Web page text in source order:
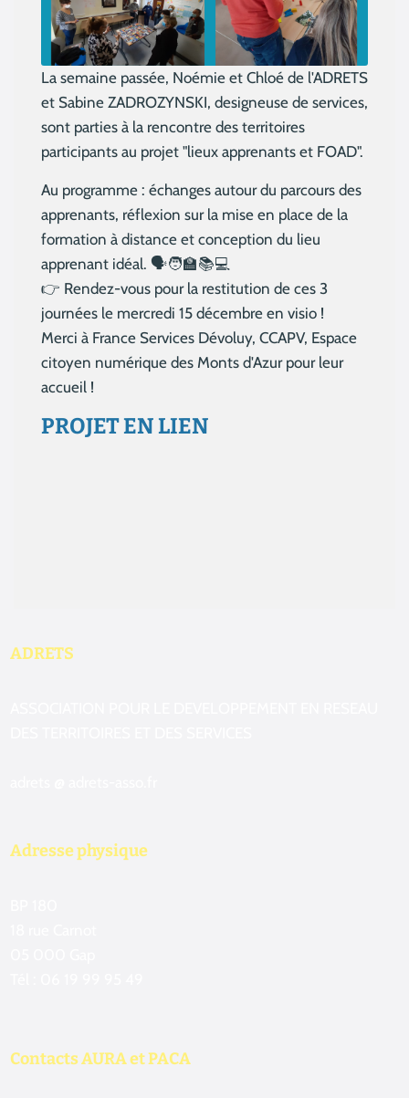
La semaine passée, Noémie et Chloé de l'ADRETS
et Sabine ZADROZYNSKI, designeuse de services,
sont parties à la rencontre des territoires
participants au projet "lieux apprenants et FOAD".
Au programme : échanges autour du parcours des
apprenants, réflexion sur la mise en place de la
formation à distance et conception du lieu
apprenant idéal. 🗣🧑‍🏫📚💻
👉 Rendez-vous pour la restitution de ces 3
journées le mercredi 15 décembre en visio !
Merci à France Services Dévoluy, CCAPV, Espace
citoyen numérique des Monts d'Azur pour leur
accueil !
PROJET EN LIEN
ADRETS
Adresse physique
Contacts AURA et PACA